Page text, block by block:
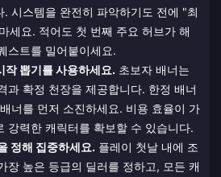
. 시스템을 완전히 파악하기도 전에 "최
세요. 적어도 첫 번째 주요 허브가 해
스트를 밀어붙이세요.
작 뽑기를 사용하세요. 초보자 배너는
과 확정 천장을 제공합니다. 한정 배너
너를 먼저 소진하세요. 비용 효율이 가
강력한 캐릭터를 확보할 수 있습니다.
정해 집중하세요. 플레이 첫날 내에 조
장 높은 등급의 딜러를 정하고, 모든 캐